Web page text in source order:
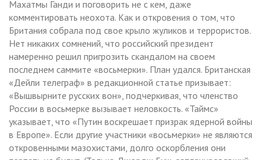
Махатмы Ганди и поговорить не с кем, даже
комментировать неохота. Как и откровения о том, что
Британия собрала под свое крыло жуликов и террористов.
Нет никаких сомнений, что российский президент
намеренно решил пригрозить скандалом на своем
последнем саммите «восьмерки». План удался. Британская
«Дейли телеграф» в редакционной статье призывает:
«Вышвырните русских вон», подчеркивая, что членство
России в восьмерке вызывает неловкость. «Таймс»
указывает, что «Путин воскрешает призрак ядерной войны
в Европе». Если другие участники «восьмерки» не являются
откровенными мазохистами, долго оскорбления они